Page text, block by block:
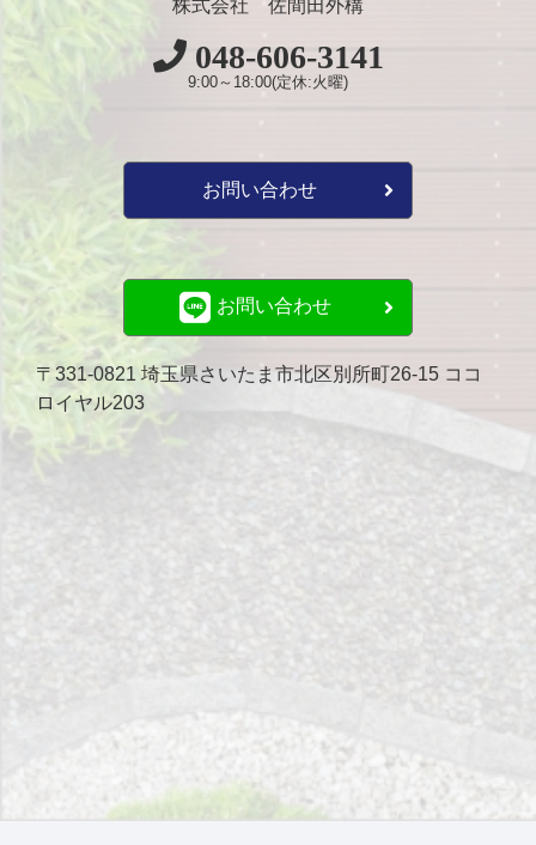
株式会社 佐間田外構
048-606-3141
9:00～18:00(定休:火曜)
お問い合わせ
お問い合わせ
〒331-0821 埼玉県さいたま市北区別所町26-15 ココ
ロイヤル203